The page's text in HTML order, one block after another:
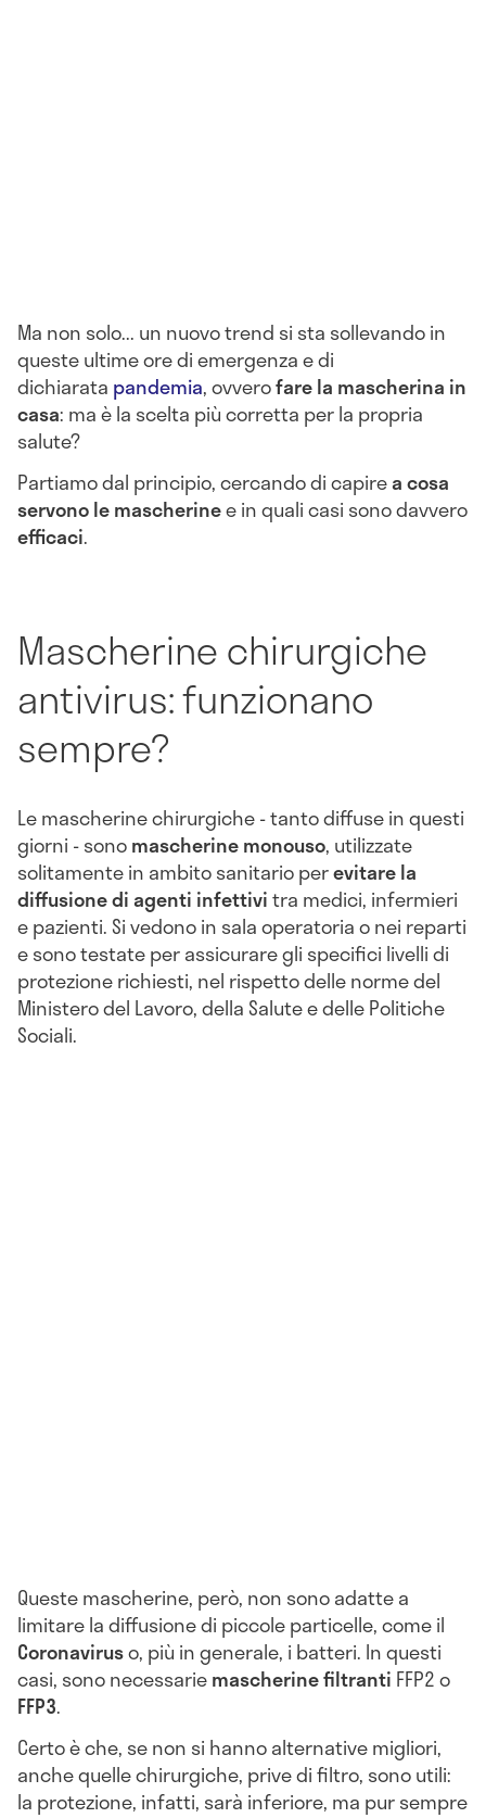
Ma non solo... un nuovo trend si sta sollevando in
queste ultime ore di emergenza e di
dichiarata pandemia, ovverofare la mascherina in
casa: ma è la scelta più corretta per la propria
salute?
Partiamo dal principio, cercando di capirea cosa
servono le mascherinee in quali casi sono davvero
efficaci.
Mascherine chirurgiche
antivirus: funzionano
sempre?
Le mascherine chirurgiche - tanto diffuse in questi
giorni - sonomascherine monouso, utilizzate
solitamente in ambito sanitario perevitare la
diffusione di agenti infettivitra medici, infermieri
e pazienti. Si vedono in sala operatoriao nei reparti
e sono testate per assicurare gli specifici livelli di
protezione richiesti, nel rispetto delle norme del
Ministero del Lavoro, della Salute e delle Politiche
Sociali.
Queste mascherine, però, non sono adatte a
limitare la diffusione di piccole particelle, come il
Coronaviruso, più in generale, i batteri. In questi
casi, sono necessariemascherine filtranti FFP2 o
FFP3.
Certo è che, se non si hanno alternative migliori,
anche quelle chirurgiche, prive di filtro, sono utili:
la protezione, infatti, sarà inferiore, ma pur sempre